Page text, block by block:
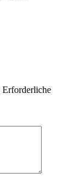
Erforderliche